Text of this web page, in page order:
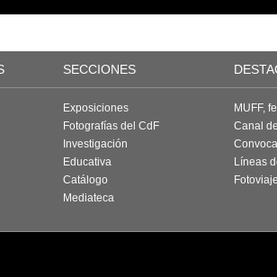
SECCIONES
Exposiciones
Fotografías del CdF
Investigación
Educativa
Catálogo
Mediateca
MUFF,
Canal
Líneas